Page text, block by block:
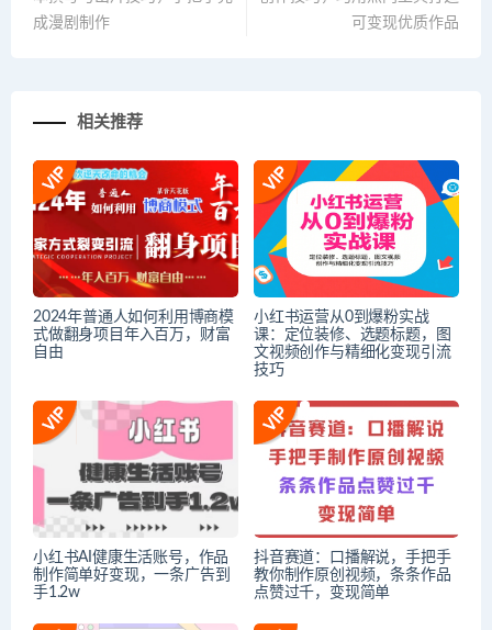
成漫剧制作
可变现优质作品
相关推荐
2024年普通人如何利用博商模
式做翻身项目年入百万，财富
自由
小红书运营从0到爆粉实战
课：定位装修、选题标题，图
文视频创作与精细化变现引流
技巧
小红书AI健康生活账号，作品
制作简单好变现，一条广告到
手1.2w
抖音赛道：口播解说，手把手
教你制作原创视频，条条作品
点赞过千，变现简单